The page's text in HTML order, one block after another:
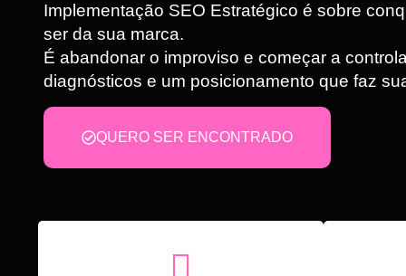
Implementação SEO Estratégico é sobre
ser da sua marca.
É abandonar o improviso e começar a
diagnósticos e um posicionamento que faz
QUERO SER ENCONTRADO